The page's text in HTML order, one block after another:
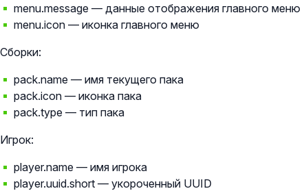
menu.message — данные отображения главного меню
menu.icon — иконка главного меню
Сборки:
pack.name — имя текущего пака
pack.icon — иконка пака
pack.type — тип пака
Игрок:
player.name — имя игрока
player.uuid.short — укороченный UUID